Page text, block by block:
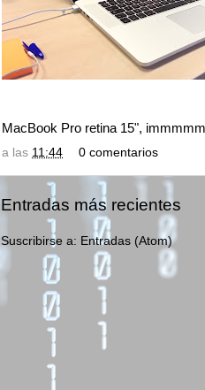
MacBook Pro retina 15",
a las 11:44 0 comentarios
Entradas más recientes
Suscribirse a: Entradas (Atom)